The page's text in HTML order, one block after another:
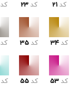
کد 21 کد 23 کد
کد 34 کد 35 کد
کد 53 کد 55 کد